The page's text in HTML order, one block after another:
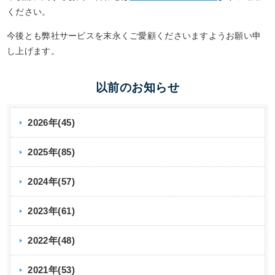
ください。
今後とも弊社サービスを末永くご愛顧くださいますようお願い申
し上げます。
以前のお知らせ
2026年(45)
2025年(85)
2024年(57)
2023年(61)
2022年(48)
2021年(53)